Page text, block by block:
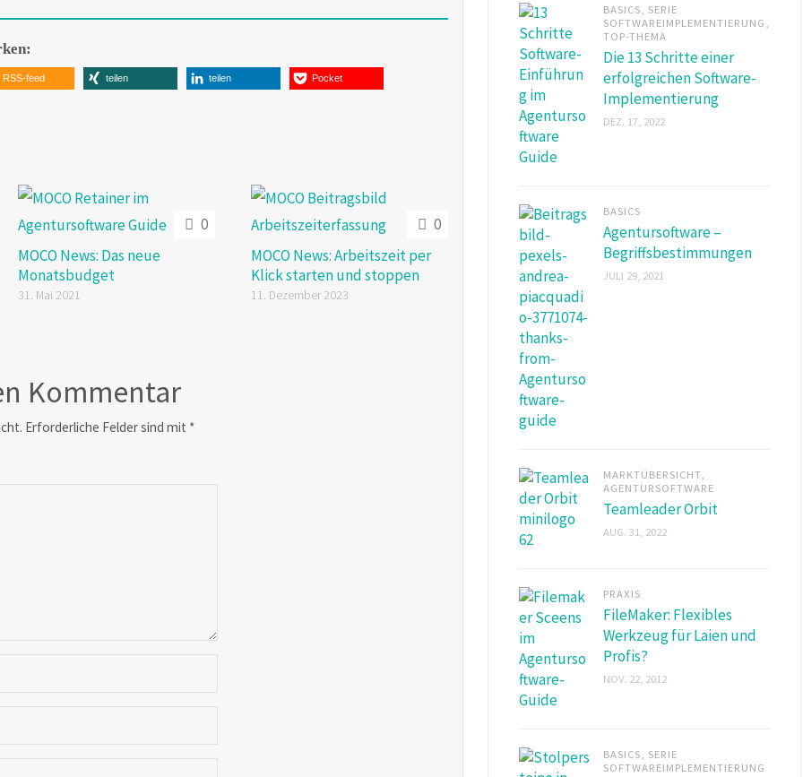
RSS-feed teilen teilen Pocket
0
MOCO News: Das neue
Monatsbudget
31. Mai 2021
0
MOCO News: Arbeitszeit per
Klick starten und stoppen
11. Dezember 2023
Kommentar
Erforderliche Felder sind mit *
BASICS
SERIE
SOFTWAREIMPLEMENTIERUNG
TOP-THEMA
Die 13 Schritte einer
erfolgreichen Software-
Implementierung
DEZ. 17, 2022
BASICS
Agentursoftware –
Begriffsbestimmungen
JULI 29, 2021
MARKTÜBERSICHT
AGENTURSOFTWARE
Teamleader Orbit
AUG. 31, 2022
PRAXIS
FileMaker: Flexibles
Werkzeug für Laien und
Profis?
NOV. 22, 2012
BASICS
SERIE
SOFTWAREIMPLEMENTIERUNG